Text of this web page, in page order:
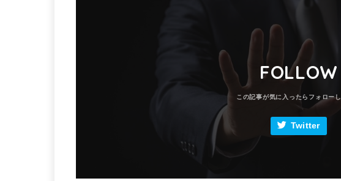
FOLLOW
Twitter